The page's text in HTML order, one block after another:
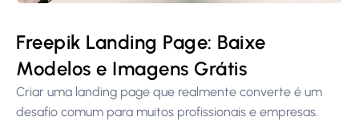
Freepik Landing Page: Baixe
Modelos e Imagens Grátis
Criar uma landing page que realmente converte é um
desafio comum para muitos profissionais e empresas.